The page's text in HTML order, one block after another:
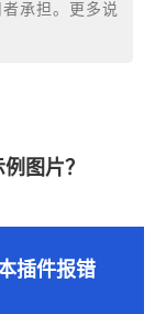
承担。更多说
图片？
插件报错